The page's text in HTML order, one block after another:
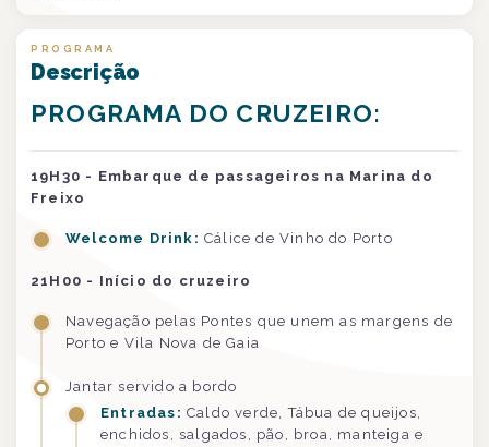
PROGRAMA
Descrição
PROGRAMA DO CRUZEIRO:
19H30 - Embarque de passageiros na Marina do
Freixo
Welcome Drink: Cálice de Vinho do Porto
21H00 - Início do cruzeiro
Navegação pelas Pontes que unem as margens de
Porto e Vila Nova de Gaia
Jantar servido a bordo
Entradas: Caldo verde, Tábua de queijos,
enchidos, salgados, pão, broa, manteiga e